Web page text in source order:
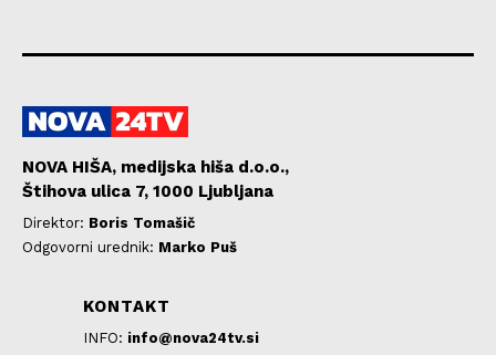
NOVA HIŠA, medijska hiša d.o.o.,
Štihova ulica 7, 1000 Ljubljana
Direktor: Boris Tomašič
Odgovorni urednik: Marko Puš
KONTAKT
INFO: info@nova24tv.si